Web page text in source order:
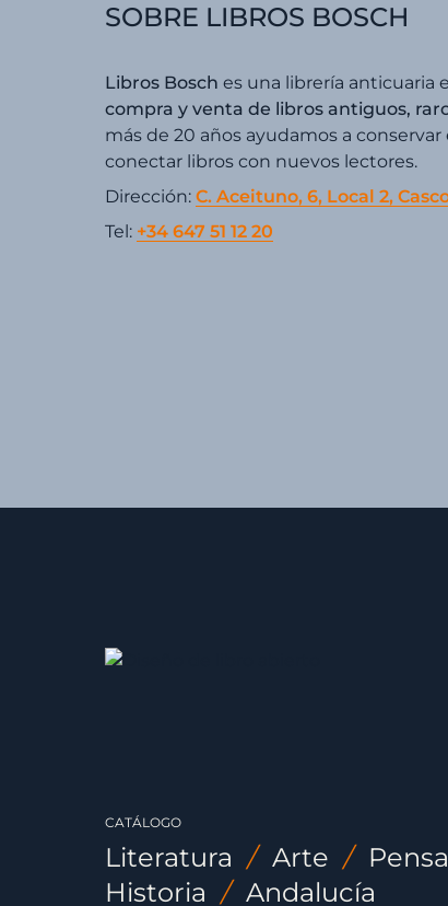
SOBRE LIBROS BOSCH
Libros Bosch es una librería anticuaria
compra y venta de libros antiguos,
más de 20 años ayudamos a
conectar libros con nuevos lectores.
Dirección: C. Aceituno, 6, Local 2,
Tel: +34 647 51 12 20
CATÁLOGO
Literatura / Arte /
Historia / Andalucía